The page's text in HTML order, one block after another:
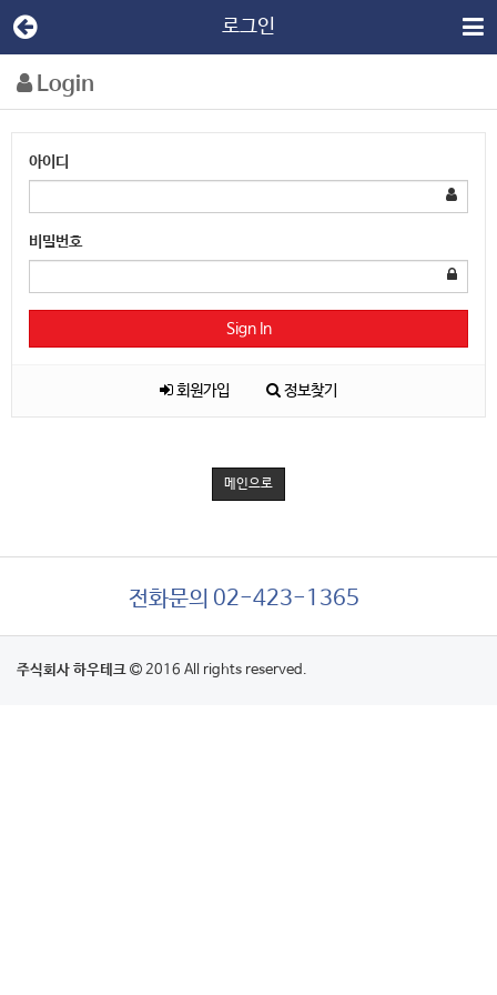
로그인
Login
아이디
비밀번호
Sign In
회원가입 정보찾기
메인으로
전화문의 02-423-1365
주식회사 하우테크 2016 All rights reserved.